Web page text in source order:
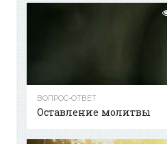
ВОПРОС-ОТВЕТ
Оставление молитвы